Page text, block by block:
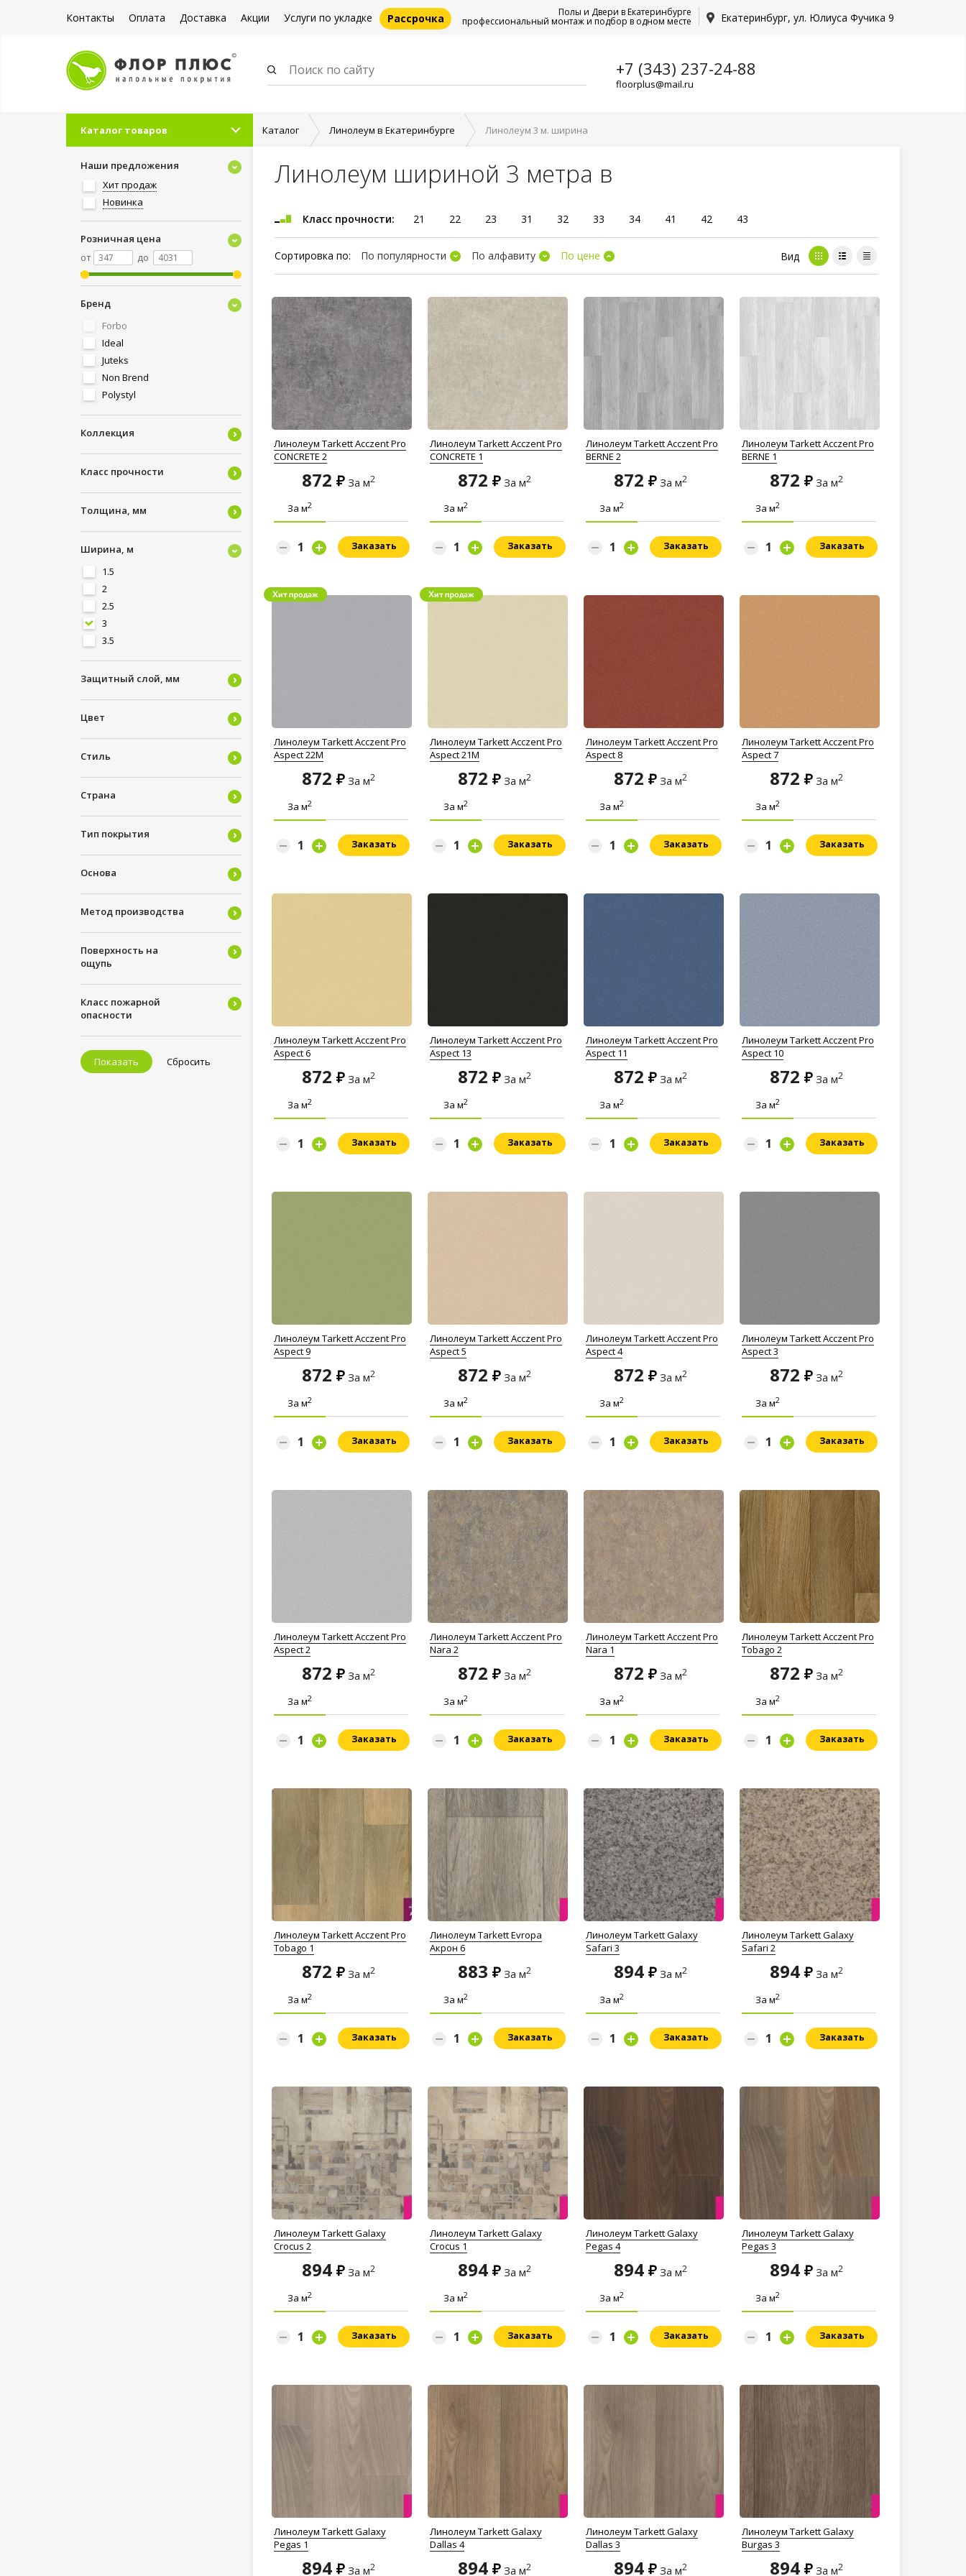
Контакты Оплата Доставка Акции Услуги по укладке Рассрочка Екатеринбург, ул. Юлиуса Фучика 9
Полы и Двери в Екатеринбурге
профессиональный монтаж и подбор в одном месте
+7 (343) 237-24-88
floorplus@mail.ru
Каталог товаров Каталог Линолеум в Екатеринбурге Линолеум 3 м. ширина
Наши предложения
Хит продаж
Новинка
Розничная цена
от
до
Бренд
Forbo
Ideal
Juteks
Non Brend
Polystyl
Tarkett
Комитекс Лин
Коллекция
Класс прочности
Толщина, мм
Ширина, м
1.5
2
2.5
3
3.5
4
5
Защитный слой, мм
Цвет
Стиль
Страна
Тип покрытия
Основа
Метод производства
Поверхность на
ощупь
Класс пожарной
опасности
Показать Сбросить
Линолеум шириной 3 метра в
Класс прочности: 21 22 23 31 32 33 34 41 42 43
Сортировка по: По популярности По алфавиту По цене Вид
Линолеум Tarkett Acczent Pro
CONCRETE 2
872 За м2
За м2
Заказать
Линолеум Tarkett Acczent Pro
CONCRETE 1
872 За м2
За м2
Заказать
Линолеум Tarkett Acczent Pro
BERNE 2
872 За м2
За м2
Заказать
Линолеум Tarkett Acczent Pro
BERNE 1
872 За м2
За м2
Заказать
Линолеум Tarkett Acczent Pro
Aspect 22M
872 За м2
За м2
Заказать
Линолеум Tarkett Acczent Pro
Aspect 21M
872 За м2
За м2
Заказать
Линолеум Tarkett Acczent Pro
Aspect 8
872 За м2
За м2
Заказать
Линолеум Tarkett Acczent Pro
Aspect 7
872 За м2
За м2
Заказать
Линолеум Tarkett Acczent Pro
Aspect 6
872 За м2
За м2
Заказать
Линолеум Tarkett Acczent Pro
Aspect 13
872 За м2
За м2
Заказать
Линолеум Tarkett Acczent Pro
Aspect 11
872 За м2
За м2
Заказать
Линолеум Tarkett Acczent Pro
Aspect 10
872 За м2
За м2
Заказать
Линолеум Tarkett Acczent Pro
Aspect 9
872 За м2
За м2
Заказать
Линолеум Tarkett Acczent Pro
Aspect 5
872 За м2
За м2
Заказать
Линолеум Tarkett Acczent Pro
Aspect 4
872 За м2
За м2
Заказать
Линолеум Tarkett Acczent Pro
Aspect 3
872 За м2
За м2
Заказать
Линолеум Tarkett Acczent Pro
Aspect 2
872 За м2
За м2
Заказать
Линолеум Tarkett Acczent Pro
Nara 2
872 За м2
За м2
Заказать
Линолеум Tarkett Acczent Pro
Nara 1
872 За м2
За м2
Заказать
Линолеум Tarkett Acczent Pro
Tobago 2
872 За м2
За м2
Заказать
Линолеум Tarkett Acczent Pro
Tobago 1
872 За м2
За м2
Заказать
Линолеум Tarkett Evropa
Акрон 6
883 За м2
За м2
Заказать
Линолеум Tarkett Galaxy
Safari 3
894 За м2
За м2
Заказать
Линолеум Tarkett Galaxy
Safari 2
894 За м2
За м2
Заказать
Линолеум Tarkett Galaxy
Crocus 2
894 За м2
За м2
Заказать
Линолеум Tarkett Galaxy
Crocus 1
894 За м2
За м2
Заказать
Линолеум Tarkett Galaxy
Pegas 4
894 За м2
За м2
Заказать
Линолеум Tarkett Galaxy
Pegas 3
894 За м2
За м2
Заказать
Линолеум Tarkett Galaxy
Pegas 1
894 За м2
Линолеум Tarkett Galaxy
Dallas 4
894 За м2
Линолеум Tarkett Galaxy
Dallas 3
894 За м2
Линолеум Tarkett Galaxy
Burgas 3
894 За м2